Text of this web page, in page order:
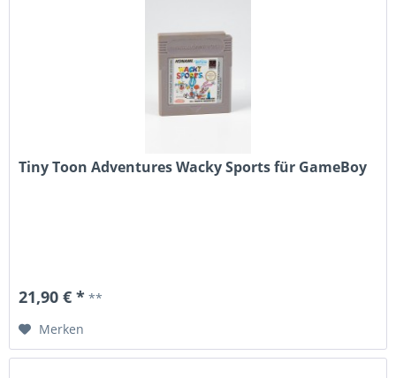
Tiny Toon Adventures Wacky Sports für GameBoy
21,90 € * **
Merken